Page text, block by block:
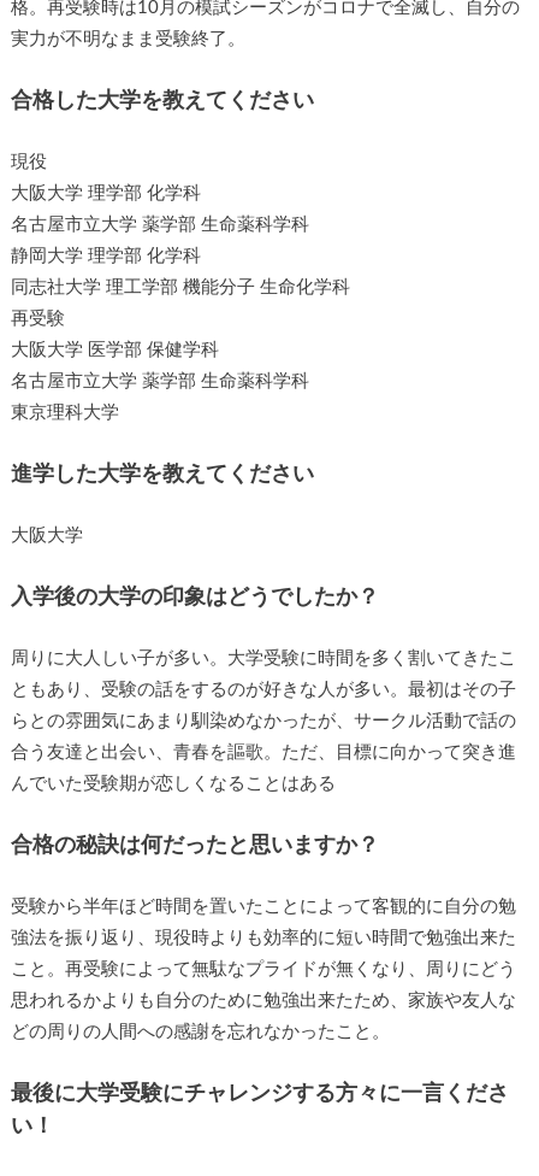
格。再受験時は10月の模試シーズンがコロナで全滅し、自分の
実力が不明なまま受験終了。
合格した大学を教えてください
現役
大阪大学 理学部 化学科
名古屋市立大学 薬学部 生命薬科学科
静岡大学 理学部 化学科
同志社大学 理工学部 機能分子 生命化学科
再受験
大阪大学 医学部 保健学科
名古屋市立大学 薬学部 生命薬科学科
東京理科大学
進学した大学を教えてください
大阪大学
入学後の大学の印象はどうでしたか？
周りに大人しい子が多い。大学受験に時間を多く割いてきたこ
ともあり、受験の話をするのが好きな人が多い。最初はその子
らとの雰囲気にあまり馴染めなかったが、サークル活動で話の
合う友達と出会い、青春を謳歌。ただ、目標に向かって突き進
んでいた受験期が恋しくなることはある
合格の秘訣は何だったと思いますか？
受験から半年ほど時間を置いたことによって客観的に自分の勉
強法を振り返り、現役時よりも効率的に短い時間で勉強出来た
こと。再受験によって無駄なプライドが無くなり、周りにどう
思われるかよりも自分のために勉強出来たため、家族や友人な
どの周りの人間への感謝を忘れなかったこと。
最後に大学受験にチャレンジする方々に一言くださ
い！